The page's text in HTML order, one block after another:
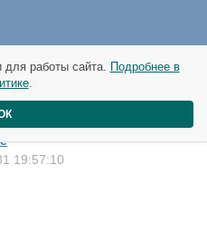
19:57:10
для работы сайта. Подробнее в
.